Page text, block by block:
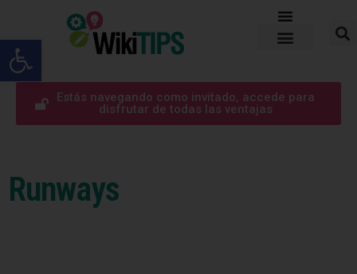
Abrir barra de herramientas
Estás navegando como invitado, accede para
disfrutar de todas las ventajas
Runways